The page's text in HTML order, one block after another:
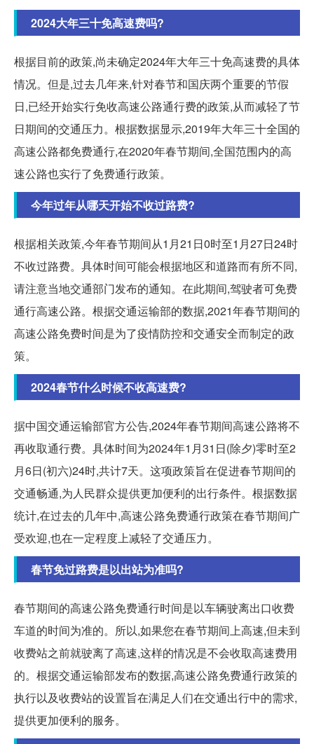
2024大年三十免高速费吗?
根据目前的政策,尚未确定2024年大年三十免高速费的具体
情况。但是,过去几年来,针对春节和国庆两个重要的节假
日,已经开始实行免收高速公路通行费的政策,从而减轻了节
日期间的交通压力。根据数据显示,2019年大年三十全国的
高速公路都免费通行,在2020年春节期间,全国范围内的高
速公路也实行了免费通行政策。
今年过年从哪天开始不收过路费?
根据相关政策,今年春节期间从1月21日0时至1月27日24时
不收过路费。具体时间可能会根据地区和道路而有所不同,
请注意当地交通部门发布的通知。在此期间,驾驶者可免费
通行高速公路。根据交通运输部的数据,2021年春节期间的
高速公路免费时间是为了疫情防控和交通安全而制定的政
策。
2024春节什么时候不收高速费?
据中国交通运输部官方公告,2024年春节期间高速公路将不
再收取通行费。具体时间为2024年1月31日(除夕)零时至2
月6日(初六)24时,共计7天。这项政策旨在促进春节期间的
交通畅通,为人民群众提供更加便利的出行条件。根据数据
统计,在过去的几年中,高速公路免费通行政策在春节期间广
受欢迎,也在一定程度上减轻了交通压力。
春节免过路费是以出站为准吗?
春节期间的高速公路免费通行时间是以车辆驶离出口收费
车道的时间为准的。所以,如果您在春节期间上高速,但未到
收费站之前就驶离了高速,这样的情况是不会收取高速费用
的。根据交通运输部发布的数据,高速公路免费通行政策的
执行以及收费站的设置旨在满足人们在交通出行中的需求,
提供更加便利的服务。